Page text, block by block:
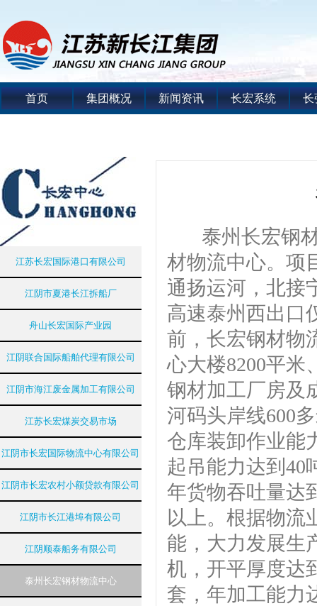
首页 集团概况 新闻资讯 长宏系统 长
江苏长宏国际港口有限公司
江阴市夏港长江拆船厂
舟山长宏国际产业园
江阴联合国际船舶代理有限公司
江阴市海江废金属加工有限公司
江苏长宏煤炭交易市场
江阴市长宏国际物流中心有限公司
江阴市长宏农村小额贷款有限公司
江阴市长江港埠有限公司
江阴顺泰船务有限公司
泰州长宏钢材物流中心
泰州长宏钢材
材物流中心。项
通扬运河，北接
高速泰州西出口
前，长宏钢材物
心大楼8200平米
钢材加工厂房及
河码头岸线600
仓库装卸作业能
起吊能力达到40
年货物吞吐量达
以上。根据物流
能，大力发展生
机，开平厚度达
套，年加工能力